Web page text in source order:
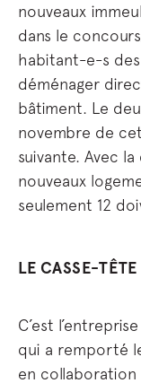
nouveaux
dans le
habitant-e-s
déménager
bâtiment. Le
novembre de
suivante. Avec
nouveaux
seulement 12
LE CASSE-
C’est l’entreprise
qui a remporté
en collaboration